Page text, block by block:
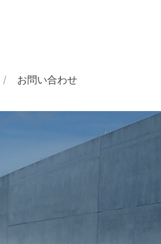
お問い合わせ